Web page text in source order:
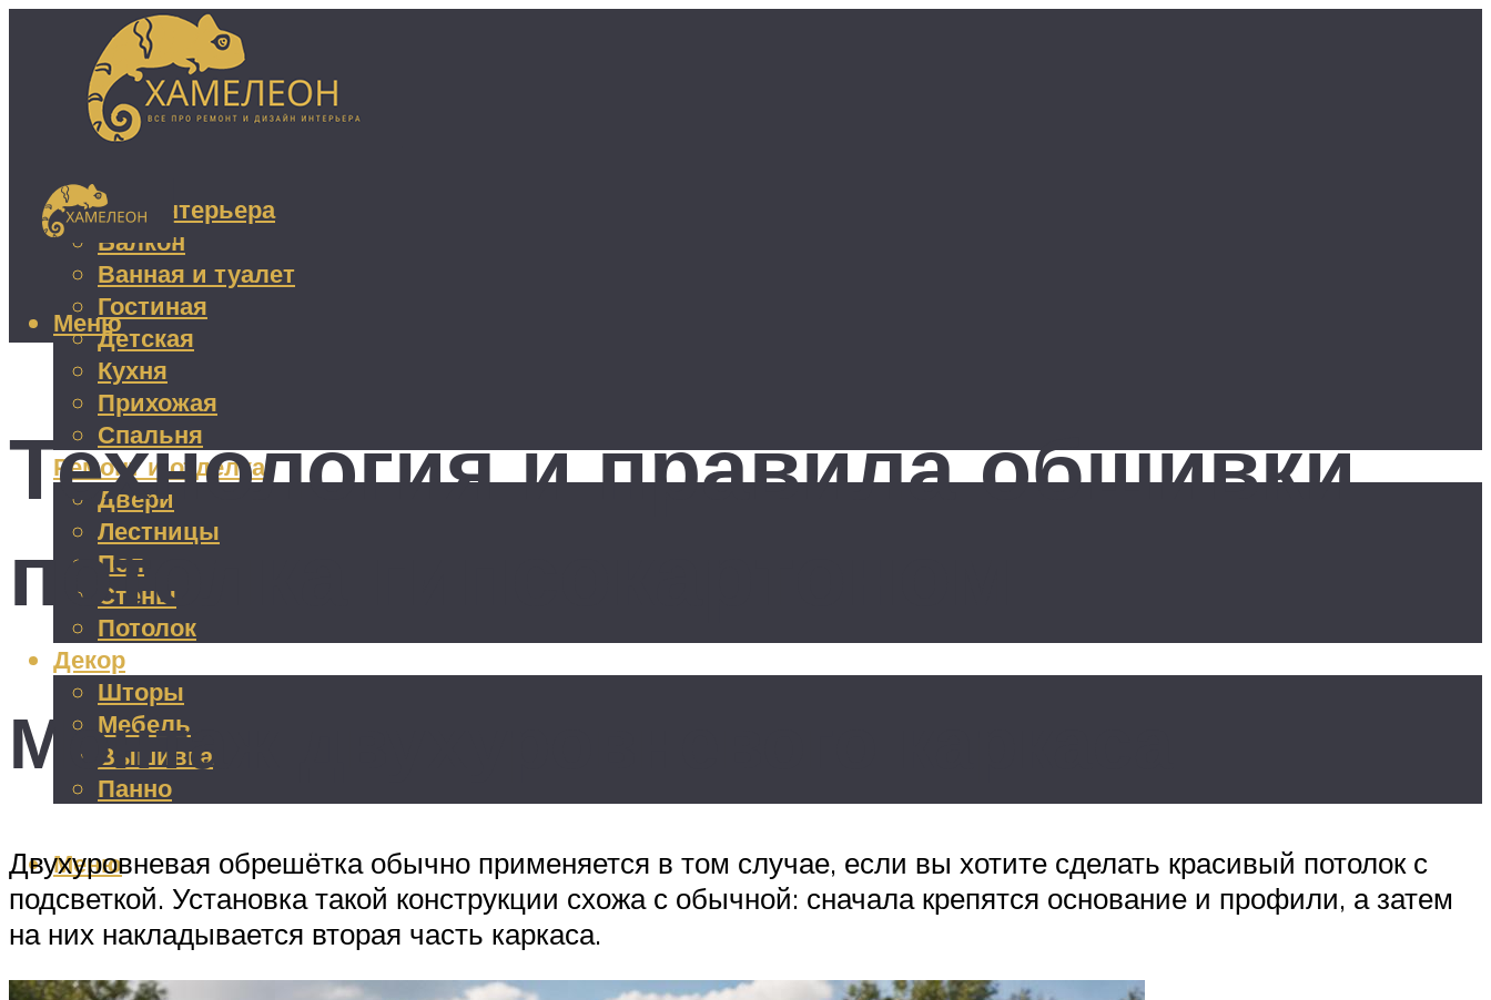
Дизайн интерьера
Балкон
Ванная и туалет
Гостиная
Детская
Кухня
Прихожая
Спальня
Ремонт и отделка
Двери
Лестницы
Пол
Стены
Потолок
Декор
Шторы
Мебель
Вышивка
Панно
Меню
Меню
Технология и правила обшивки
потолка гипсокартоном
Монтаж двухуровневого каркаса
Двухуровневая обрешётка обычно применяется в том случае, если вы хотите сделать красивый потолок с
подсветкой. Установка такой конструкции схожа с обычной: сначала крепятся основание и профили, а затем
на них накладывается вторая часть каркаса.